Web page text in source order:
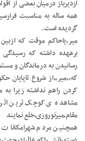
ازدیرباز درمیان بعضی از
همه ساله به مناسبت
گردیده است.
میر،یاحاکم موقت که
برعهده داشته که رسیدگی
رسانیدن به درماندگان و
که،،میر،،از شروع
کردن راهم نداشته زیرا
مشاهده ی کوچک ترین اثر
مقام،میرنوروزی،خلع نمایند
همچنین مردم شهرامکانات